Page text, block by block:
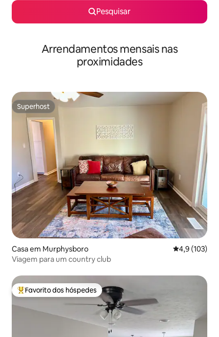
Pesquisar
Arrendamentos mensais nas
proximidades
Superhost
Superhost
Casa em Murphysboro Classificação
4,9 (103)
Viagem para um country club
Favoritos dos hóspedes mais apreciados
Favorito dos hóspedes